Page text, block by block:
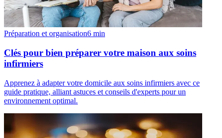
Préparation et organisation6 min
Clés pour bien préparer votre maison aux soins
infirmiers
Apprenez à adapter votre domicile aux soins infirmiers avec ce
guide pratique, alliant astuces et conseils d'experts pour un
environnement optimal.